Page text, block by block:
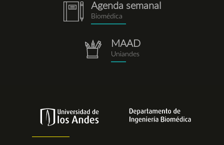
notebook.png
Agenda semanal
Biomédica
repositorio.png
MAAD
Uniandes